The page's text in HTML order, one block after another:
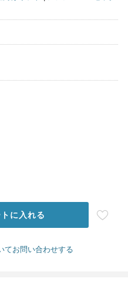
に入れる
てお問い合わせする